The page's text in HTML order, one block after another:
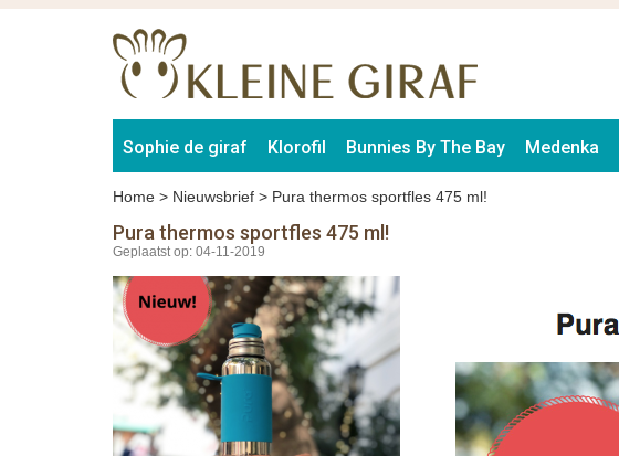
Sophie de giraf Klorofil Bunnies By The Bay Medenka
Home > Nieuwsbrief > Pura thermos sportfles 475 ml!
Pura thermos sportfles 475 ml!
Geplaatst op: 04-11-2019